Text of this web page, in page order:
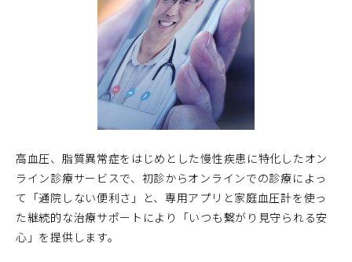
高血圧、脂質異常症をはじめとした慢性疾患に特化したオン
ライン診療サービスで、初診からオンラインでの診療によっ
て「通院しない便利さ」と、専用アプリと家庭血圧計を使っ
た継続的な治療サポートにより「いつも繋がり見守られる安
心」を提供します。